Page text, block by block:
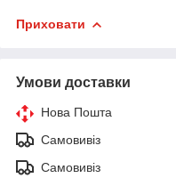
Приховати
Умови доставки
Нова Пошта
Самовивіз
Самовивіз